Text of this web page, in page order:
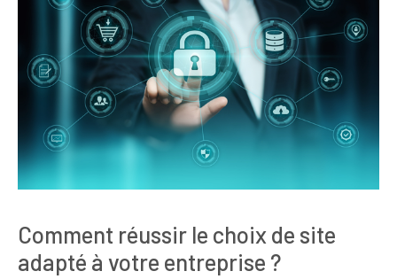
Comment réussir le choix de site
adapté à votre entreprise ?